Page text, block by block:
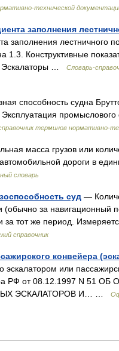
технической
заполнения
заполнения лестничного
1.3. Конструктивные
Эскалаторы …
Словарь-
способность судна
терминов нормативно-
масса грузов или
дороги в
словарь
суд —
за навигационный
тот же период.
справочник
конвейера
или
РФ от 08.12.1997 N 51
ЭСКАЛАТОРОВ И… …